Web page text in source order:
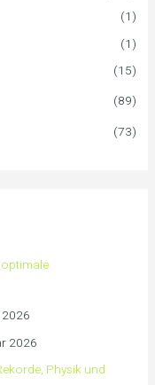
(1)
(1)
(15)
(89)
(73)
2026
Physik und